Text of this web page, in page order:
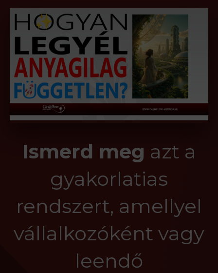
Ismerd meg azt a
gyakorlatias
rendszert, amellyel
vállalkozóként vagy
leendő